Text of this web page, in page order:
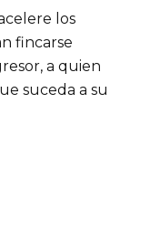
los
fincarse
a quien
suceda a su